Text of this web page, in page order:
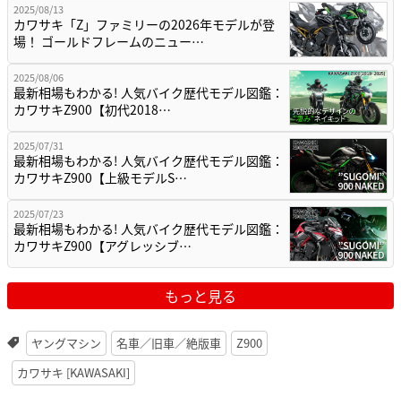
2025/08/13
カワサキ「Z」ファミリーの2026年モデルが登
場！ ゴールドフレームのニュー…
2025/08/06
最新相場もわかる! 人気バイク歴代モデル図鑑：
カワサキZ900【初代2018…
2025/07/31
最新相場もわかる! 人気バイク歴代モデル図鑑：
カワサキZ900【上級モデルS…
2025/07/23
最新相場もわかる! 人気バイク歴代モデル図鑑：
カワサキZ900【アグレッシブ…
もっと見る
ヤングマシン 名車／旧車／絶版車
Z900
カワサキ [KAWASAKI]